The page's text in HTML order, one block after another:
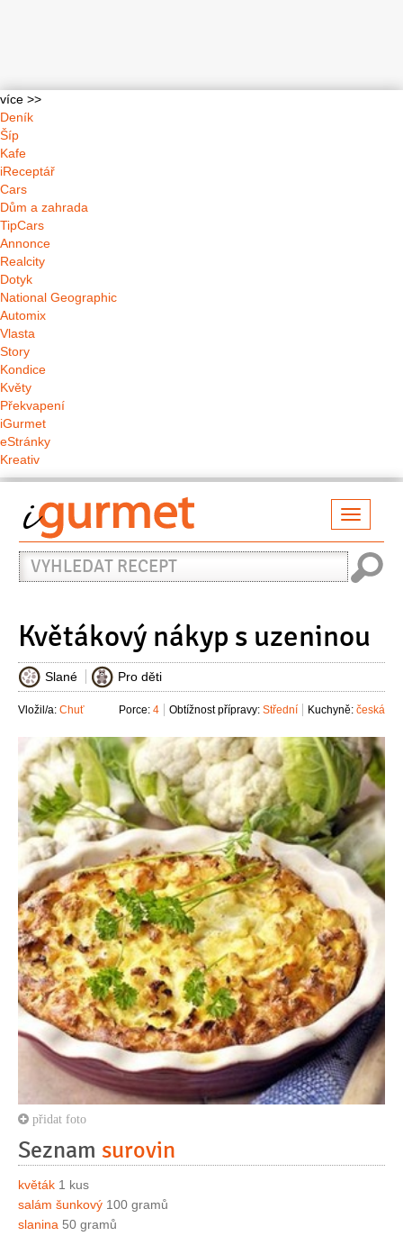
více >>
Deník
Šíp
Kafe
iReceptář
Cars
Dům a zahrada
TipCars
Annonce
Realcity
Dotyk
National Geographic
Automix
Vlasta
Story
Kondice
Květy
Překvapení
iGurmet
eStránky
Kreativ
Vyhledat
recept
Květákový nákyp s uzeninou
Slané Pro děti
Vložil/a: Chuť Kuchyně: česká
Obtížnost přípravy: Střední
Porce: 4
přidat foto
Seznam surovin
květák 1 kus
salám šunkový 100 gramů
slanina 50 gramů